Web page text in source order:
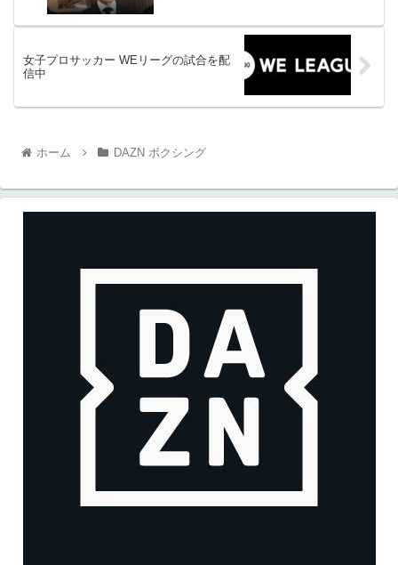
女子プロサッカー WEリーグの試合を配
信中
ホーム DAZN ボクシング